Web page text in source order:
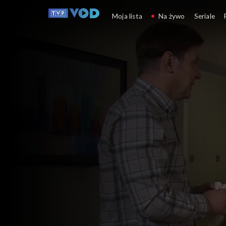
Klan
Moja lista Na żywo Seriale